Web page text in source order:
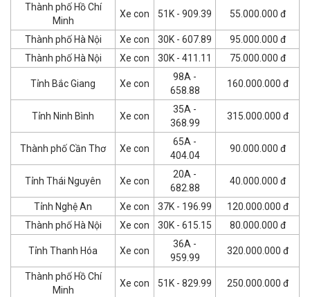
Thành phố Hồ Chí
Minh
Xe con 51K - 909.39 55.000.000 đ
Thành phố Hà Nội Xe con 30K - 607.89
95.000.000 đ
Thành phố Hà Nội
Xe con 30K - 411.11 75.000.000 đ
Tỉnh Bắc Giang Xe con
98A -
658.88
160.000.000 đ
Tỉnh Ninh Bình Xe con
35A -
368.99
315.000.000 đ
Thành phố Cần Thơ Xe con
65A -
404.04
90.000.000 đ
Tỉnh Thái Nguyên Xe con
20A -
682.88
40.000.000 đ
Tỉnh Nghệ An Xe con 37K - 196.99
120.000.000 đ
Thành phố Hà Nội
Xe con 30K - 615.15 80.000.000 đ
Tỉnh Thanh Hóa Xe con
36A -
959.99
320.000.000 đ
Thành phố Hồ Chí
Minh
Xe con 51K - 829.99 250.000.000 đ